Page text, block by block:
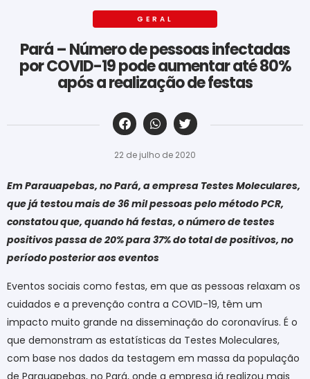
GERAL
Pará – Número de pessoas infectadas
por COVID-19 pode aumentar até 80%
após a realização de festas
‎ ‎ ‎ ‎ ‎ ‎ ‎ ‎ ‎ ‎ ‎ ‎ ‎ ‎ ‎ ‎ ‎ ‎ ‎ ‎ ‎ ‎ ‎ ‎ ‎ ‎ ‎ ‎ ‎ ‎ ‎
22 de julho de 2020
Em Parauapebas, no Pará, a empresa Testes Moleculares,
que já testou mais de 36 mil pessoas pelo método PCR,
constatou que, quando há festas, o número de testes
positivos passa de 20% para 37% do total de positivos, no
período posterior aos eventos
Eventos sociais como festas, em que as pessoas relaxam os
cuidados e a prevenção contra a COVID-19, têm um
impacto muito grande na disseminação do coronavírus. É o
que demonstram as estatísticas da Testes Moleculares,
com base nos dados da testagem em massa da população
de Parauapebas, no Pará, onde a empresa já realizou mais